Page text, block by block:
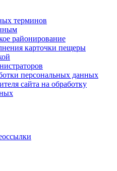
терминов
районирование
карточки пещеры
персональных данных
сайта на обработку